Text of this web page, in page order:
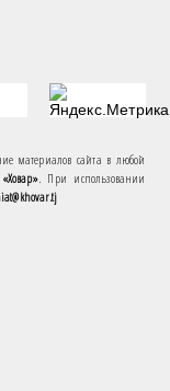
материалов сайта в любой
. При использовании